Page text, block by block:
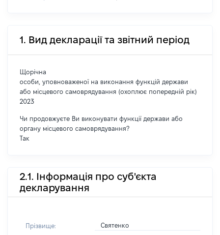
1. Вид декларації та звітний період
Щорічна
особи, уповноваженої на виконання функцій держави
або місцевого самоврядування (охоплює попередній рік)
2023
Чи продовжуєте Ви виконувати функції держави або
органу місцевого самоврядування?
Так
2.1. Інформація про суб'єкта
декларування
Прізвище: Святенко